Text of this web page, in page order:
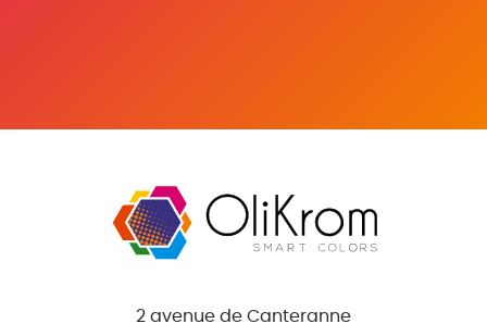
2 avenue de Canteranne